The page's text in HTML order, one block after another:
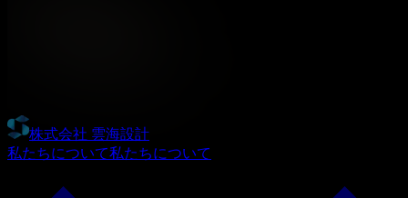
株式会社 雲海設計
私たちについて私たちについて